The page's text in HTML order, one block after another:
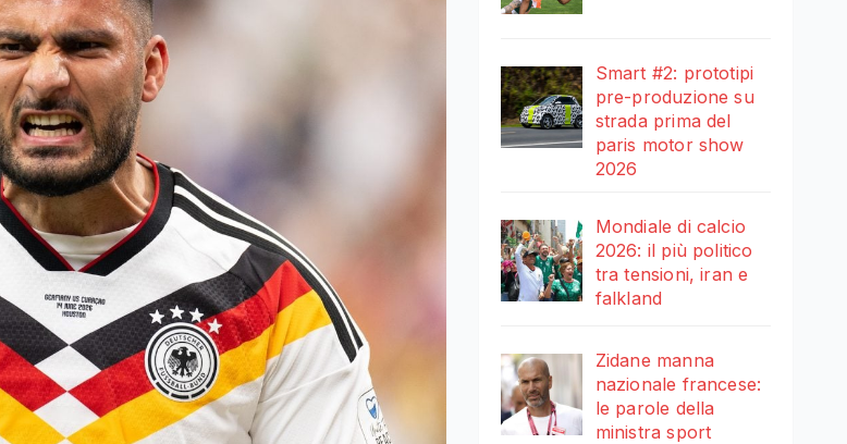
Smart #2: prototipi
pre-produzione su
strada prima del
paris motor show
2026
Mondiale di calcio
2026: il più politico
tra tensioni, iran e
falkland
Zidane manna
nazionale francese:
le parole della
ministra sport